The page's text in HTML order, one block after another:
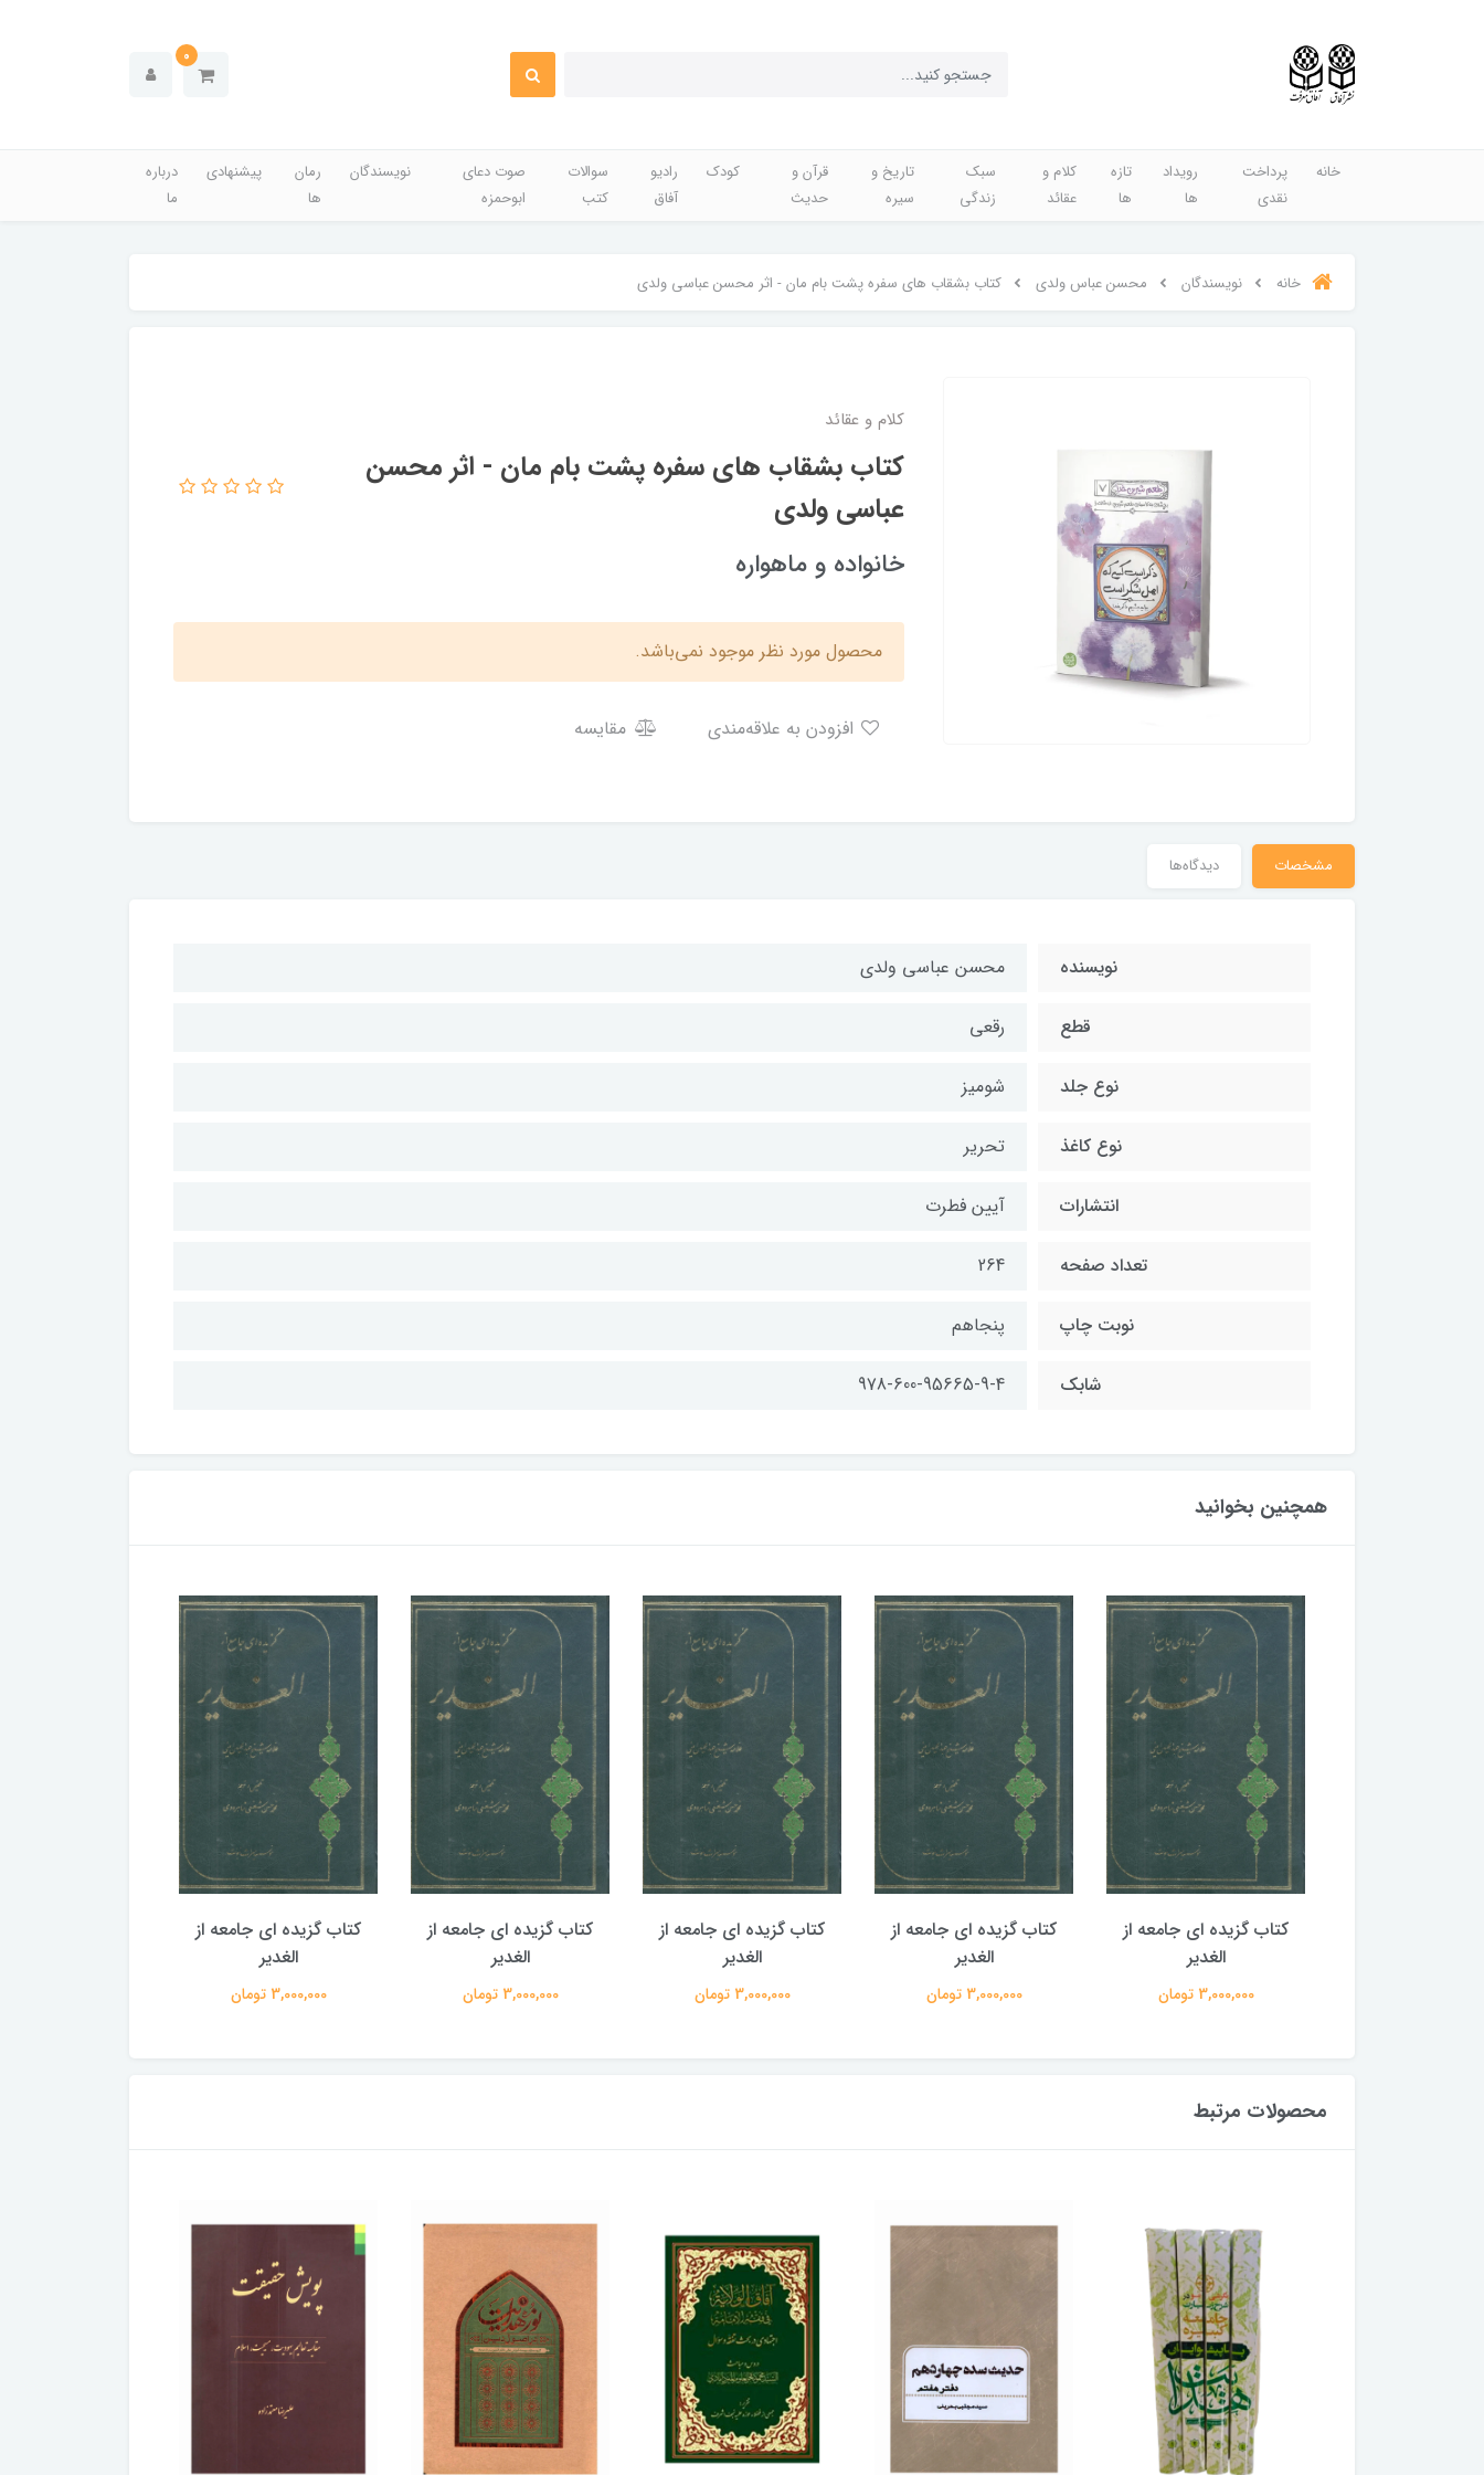
0
خانه
پرداخت
نقدی
رویداد
ها
تازه
ها
کلام و
عقائد
سبک
زندگی
تاریخ و
سیره
قرآن و
حدیث
کودک
رادیو
آفاق
سوالات
کتب
صوت دعای
ابوحمزه
نویسندگان
رمان
ها
پیشنهادی
درباره
ما
خانه نویسندگان محسن عباس ولدی کتاب بشقاب های سفره پشت بام مان - اثر محسن عباسی ولدی
کلام و عقائد
کتاب بشقاب های سفره پشت بام مان - اثر محسن
عباسی ولدی
خانواده و ماهواره
محصول مورد نظر موجود نمی‌باشد.
مقایسه
مشخصات دیدگاه‌ها
نویسنده محسن عباسی ولدی
قطع رقعی
نوع جلد شومیز
نوع کاغذ تحریر
انتشارات آیین فطرت
تعداد صفحه 264
نوبت چاپ پنجاهم
شابک 978-600-95665-9-4
همچنین بخوانید
کتاب گزیده ای جامعه از
الغدیر
3,000,000 تومان
کتاب گزیده ای جامعه از
الغدیر
3,000,000 تومان
کتاب گزیده ای جامعه از
الغدیر
3,000,000 تومان
کتاب گزیده ای جامعه از
الغدیر
3,000,000 تومان
کتاب گزیده ای جامعه از
الغدیر
3,000,000 تومان
محصولات مرتبط